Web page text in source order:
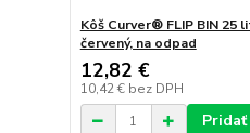
Kôš Curver® FLIP BIN
červený, na odpad
12,82 €
10,42 € bez DPH